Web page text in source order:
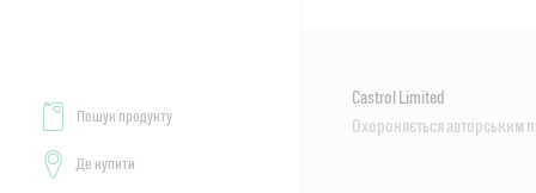
Пошук продукту
Де купити
Castrol Limited
Охороняється авторським